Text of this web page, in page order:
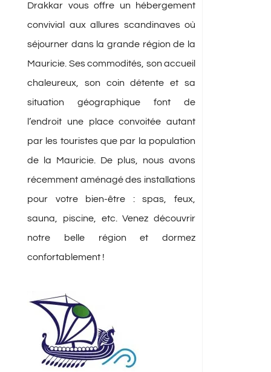
Drakkar vous offre un hébergement
convivial aux allures scandinaves où
séjourner dans la grande région de la
Mauricie. Ses commodités, son accueil
chaleureux, son coin détente et sa
situation géographique font de
l’endroit une place convoitée autant
par les touristes que par la population
de la Mauricie. De plus, nous avons
récemment aménagé des installations
pour votre bien-être : spas, feux,
sauna, piscine, etc. Venez découvrir
notre belle région et dormez
confortablement !